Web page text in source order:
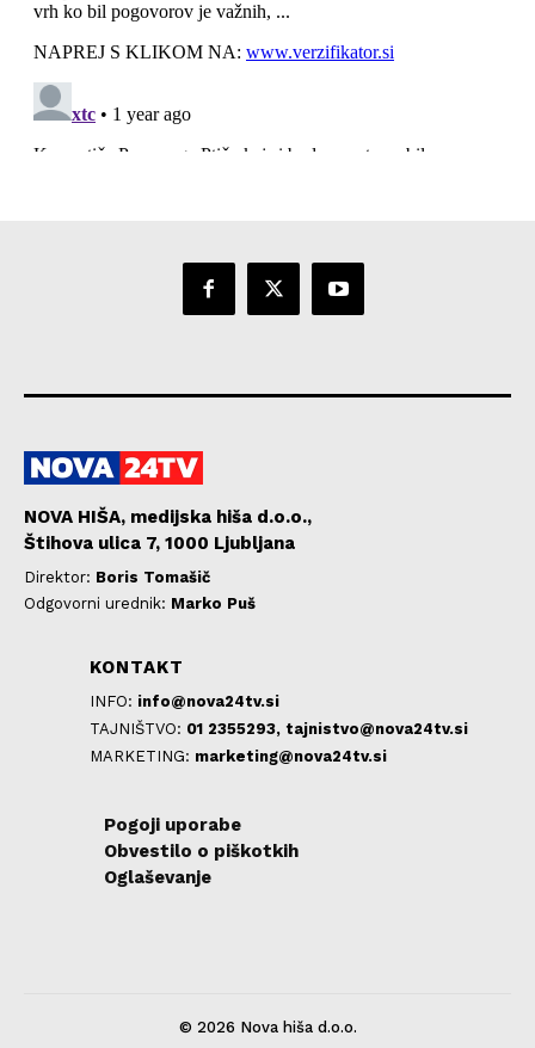
NOVA HIŠA, medijska hiša d.o.o.,
Štihova ulica 7, 1000 Ljubljana
Direktor: Boris Tomašič
Odgovorni urednik: Marko Puš
KONTAKT
INFO: info@nova24tv.si
TAJNIŠTVO: 01 2355293, tajnistvo@nova24tv.si
MARKETING: marketing@nova24tv.si
Pogoji uporabe
Obvestilo o piškotkih
Oglaševanje
© 2026 Nova hiša d.o.o.